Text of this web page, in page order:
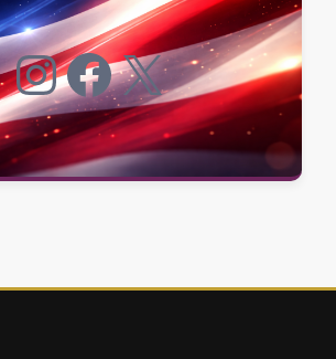
Instagram Facebook X